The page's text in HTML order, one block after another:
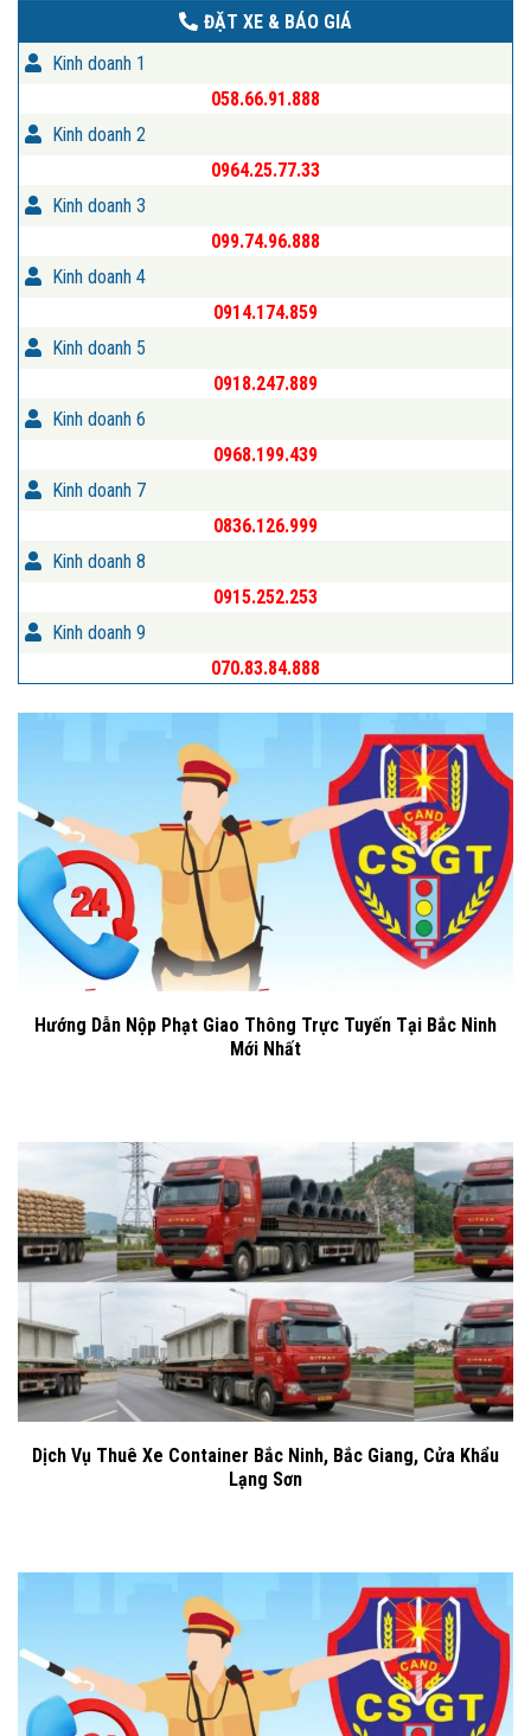
ĐẶT XE & BÁO GIÁ
Kinh doanh 1
058.66.91.888
Kinh doanh 2
0964.25.77.33
Kinh doanh 3
099.74.96.888
Kinh doanh 4
0914.174.859
Kinh doanh 5
0918.247.889
Kinh doanh 6
0968.199.439
Kinh doanh 7
0836.126.999
Kinh doanh 8
0915.252.253
Kinh doanh 9
070.83.84.888
Hướng Dẫn Nộp Phạt Giao Thông Trực Tuyến Tại Bắc Ninh
Mới Nhất
Dịch Vụ Thuê Xe Container Bắc Ninh, Bắc Giang, Cửa Khẩu
Lạng Sơn